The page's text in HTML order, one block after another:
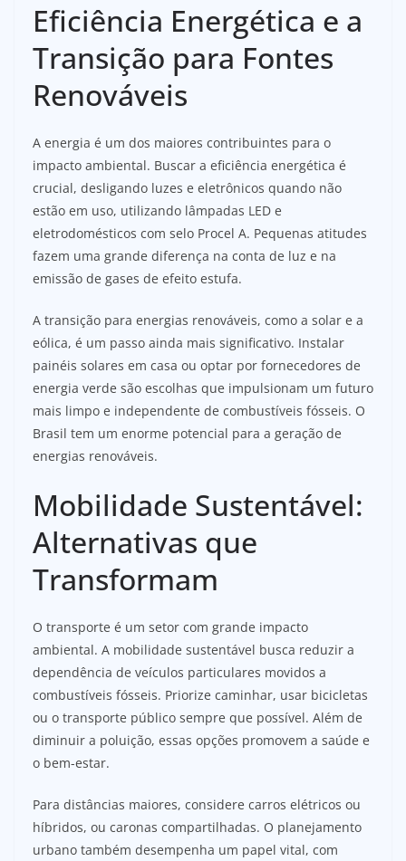
Eficiência Energética e a
Transição para Fontes
Renováveis
A energia é um dos maiores contribuintes para o
impacto ambiental. Buscar a eficiência energética é
crucial, desligando luzes e eletrônicos quando não
estão em uso, utilizando lâmpadas LED e
eletrodomésticos com selo Procel A. Pequenas atitudes
fazem uma grande diferença na conta de luz e na
emissão de gases de efeito estufa.
A transição para energias renováveis, como a solar e a
eólica, é um passo ainda mais significativo. Instalar
painéis solares em casa ou optar por fornecedores de
energia verde são escolhas que impulsionam um futuro
mais limpo e independente de combustíveis fósseis. O
Brasil tem um enorme potencial para a geração de
energias renováveis.
Mobilidade Sustentável:
Alternativas que
Transformam
O transporte é um setor com grande impacto
ambiental. A mobilidade sustentável busca reduzir a
dependência de veículos particulares movidos a
combustíveis fósseis. Priorize caminhar, usar bicicletas
ou o transporte público sempre que possível. Além de
diminuir a poluição, essas opções promovem a saúde e
o bem-estar.
Para distâncias maiores, considere carros elétricos ou
híbridos, ou caronas compartilhadas. O planejamento
urbano também desempenha um papel vital, com